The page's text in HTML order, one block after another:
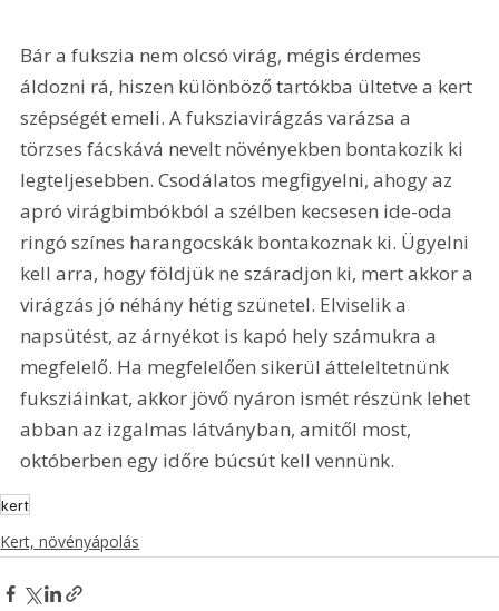
Bár a fukszia nem olcsó virág, mégis érdemes
áldozni rá, hiszen különböző tartókba ültetve a kert
szépségét emeli. A fuksziavirágzás varázsa a
törzses fácskává nevelt növényekben bontakozik ki
legteljesebben. Csodálatos megfigyelni, ahogy az
apró virágbimbókból a szélben kecsesen ide-oda
ringó színes harangocskák bontakoznak ki. Ügyelni
kell arra, hogy földjük ne száradjon ki, mert akkor a
virágzás jó néhány hétig szünetel. Elviselik a
napsütést, az árnyékot is kapó hely számukra a
megfelelő. Ha megfelelően sikerül átteleltetnünk
fuksziáinkat, akkor jövő nyáron ismét részünk lehet
abban az izgalmas látványban, amitől most,
októberben egy időre búcsút kell vennünk.
kert
Kert, növényápolás